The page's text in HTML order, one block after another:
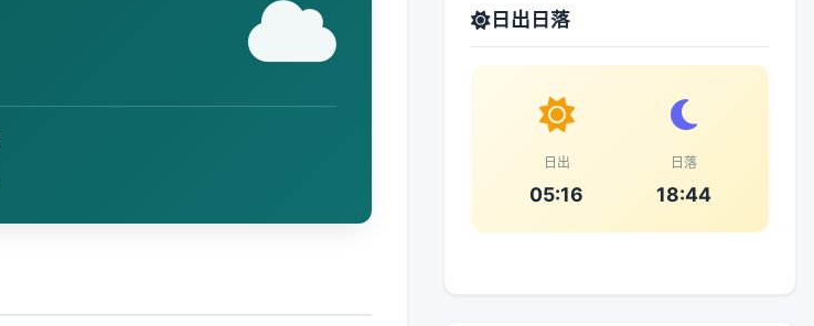
日出日落
日出
05:16
日落
18:44